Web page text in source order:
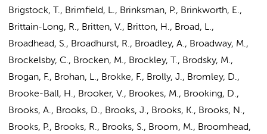
Brigstock, T., Brimfield, L., Brinksman, P., Brinkworth, E.,
Brittain-Long, R., Britten, V., Britton, H., Broad, L.,
Broadhead, S., Broadhurst, R., Broadley, A., Broadway, M.,
Brockelsby, C., Brocken, M., Brockley, T., Brodsky, M.,
Brogan, F., Brohan, L., Brokke, F., Brolly, J., Bromley, D.,
Brooke-Ball, H., Brooker, V., Brookes, M., Brooking, D.,
Brooks, A., Brooks, D., Brooks, J., Brooks, K., Brooks, N.,
Brooks, P., Brooks, R., Brooks, S., Broom, M., Broomhead,